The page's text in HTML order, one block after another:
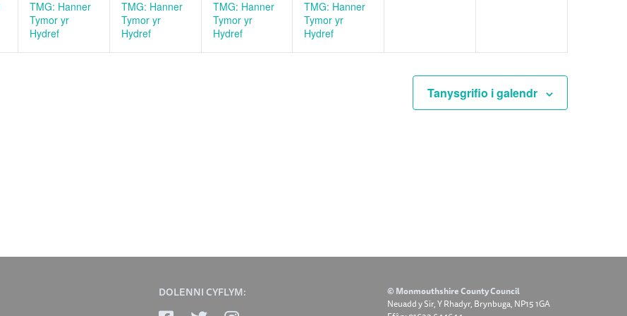
TMG: Hanner
Tymor yr
Hydref
TMG: Hanner
Tymor yr
Hydref
TMG: Hanner
Tymor yr
Hydref
TMG: Hanner
Tymor yr
Hydref
Tanysgrifio i galendr
DOLENNI CYFLYM:
© Monmouthshire County Council
Neuadd y Sir, Y Rhadyr, Brynbuga, NP15 1GA